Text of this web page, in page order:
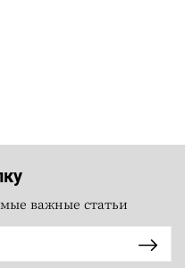
важные статьи